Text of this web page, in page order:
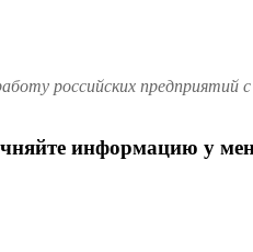
российских предприятий с
информацию у